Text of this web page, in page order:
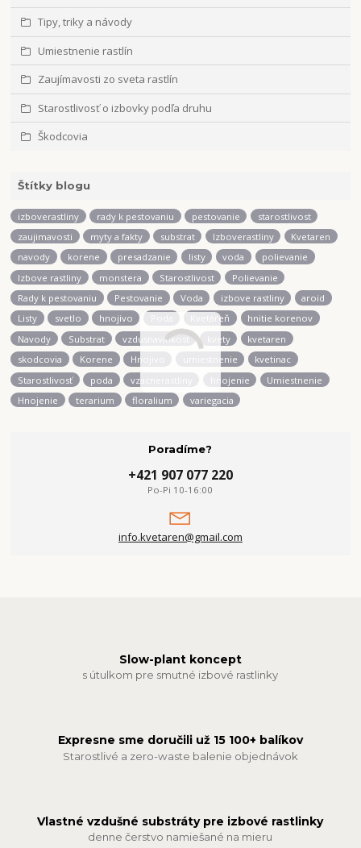
Tipy, triky a návody
Umiestnenie rastlín
Zaujímavosti zo sveta rastlín
Starostlivosť o izbovky podľa druhu
Škodcovia
Štítky blogu
izboverastliny rady k pestovaniu pestovanie
starostlivost
zaujimavosti
myty a fakty substrat Izboverastliny
Kvetaren
navody
korene presadzanie listy voda
polievanie
Izbove rastliny
monstera Starostlivost
Polievanie
Rady k pestovaniu
Pestovanie Voda izbove rastliny
aroid
Listy
svetlo hnojivo Kvetáreň
hnitie korenov
Navody
Substrat vzdusnavlhkost kvety
kvetaren
skodcovia
Korene Hnojivo umiestnenie
kvetinac
Starostlivosť
poda vzacnerastliny hnojenie
Umiestnenie
Hnojenie
terarium floralium variegacia
Poradíme?
+421 907 077 220
Po-Pi 10-16:00
info.kvetaren@gmail.com
Slow-plant koncept
s útulkom pre smutné izbové rastlinky
Expresne sme doručili už 15 100+ balíkov
Starostlivé a zero-waste balenie objednávok
Vlastné vzdušné substráty pre izbové rastlinky
denne čerstvo namiešané na mieru